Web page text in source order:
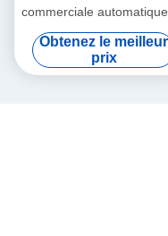
commerciale automatique
machine de glaçon de
9T/24h industrielle pour
maison/restaurant/
Obtenez le meilleur
prix